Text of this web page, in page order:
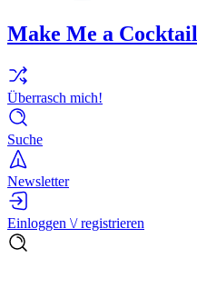
Make Me a Cocktail
Überrasch mich!
Suche
Newsletter
Einloggen \/ registrieren